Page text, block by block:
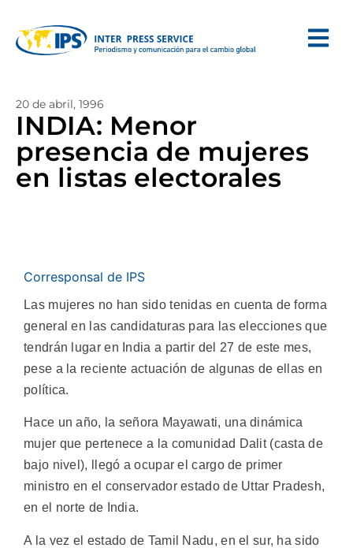
20 de abril, 1996
INDIA: Menor
presencia de mujeres
en listas electorales
Corresponsal de IPS
Las mujeres no han sido tenidas en cuenta de forma
general en las candidaturas para las elecciones que
tendrán lugar en India a partir del 27 de este mes,
pese a la reciente actuación de algunas de ellas en
política.
Hace un año, la señora Mayawati, una dinámica
mujer que pertenece a la comunidad Dalit (casta de
bajo nivel), llegó a ocupar el cargo de primer
ministro en el conservador estado de Uttar Pradesh,
en el norte de India.
A la vez el estado de Tamil Nadu, en el sur, ha sido